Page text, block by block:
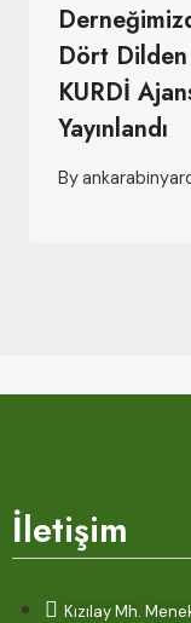
Dört
KURDİ
Yayınlandı
By
İletişim
Kızılay Mh.